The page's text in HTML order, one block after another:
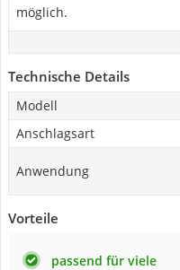
möglich.
Technische Details
Modell
Anschlagsart
Anwendung
Vorteile
passend für viele